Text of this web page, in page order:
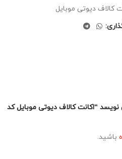
کالاف دیوتی موبایل
“اکانت کالاف دیوتی موبایل کد
باشید.